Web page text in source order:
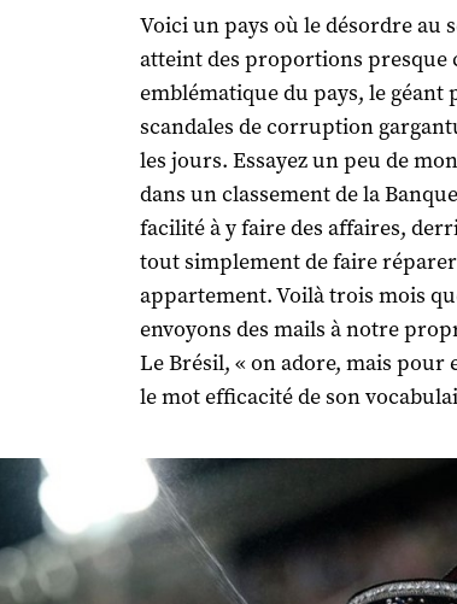
Voici un pays où le désordre au
atteint des proportions presque
emblématique du pays, le géant
scandales de corruption
les jours. Essayez un peu de
dans un classement de la
facilité à y faire des affaires,
tout simplement de faire
appartement. Voilà trois mois
envoyons des mails à notre
Le Brésil, « on adore, mais
le mot efficacité de son